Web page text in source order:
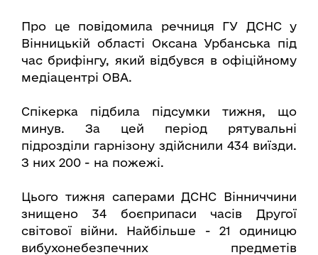
Про це повідомила речниця ГУ ДСНС у
Вінницькій області Оксана Урбанська під
час брифінгу, який відбувся в офіційному
медіацентрі ОВА.
Спікерка підбила підсумки тижня, що
минув. За цей період рятувальні
підрозділи гарнізону здійснили 434 виїзди.
З них 200 - на пожежі.
Цього тижня саперами ДСНС Вінниччини
знищено 34 боєприпаси часів Другої
світової війни. Найбільше - 21 одиницю
вибухонебезпечних предметів